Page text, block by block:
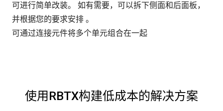
可进行简单改装。 如有需要，可以拆下侧面和后面板，
并根据您的要求安排 。
可通过连接元件将多个单元组合在一起
使用RBTX构建低成本的解决方案